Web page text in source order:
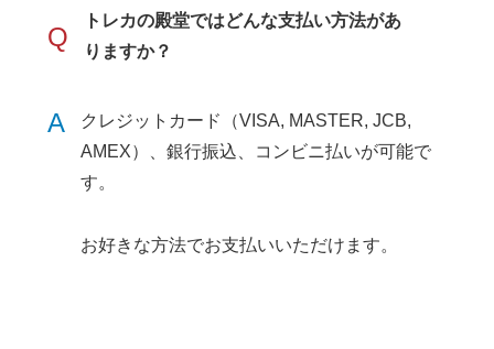
Q
トレカの殿堂ではどんな支払い方法があ
りますか？
A
クレジットカード（VISA, MASTER, JCB,
AMEX）、銀行振込、コンビニ払いが可能で
す。
お好きな方法でお支払いいただけます。